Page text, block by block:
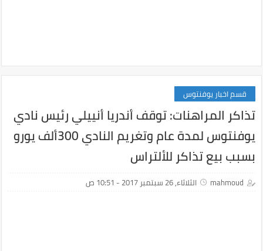
قسم اخبار يوفنتوس
تذاكر المراهنات: توقف أندريا أنييلي رئيس نادي
يوفنتوس لمدة عام وتغريم النادي 300ألف يورو
بسبب بيع تذاكر للألتراس
mahmoud الثلاثاء, 26 سبتمبر 2017 - 10:51 ص